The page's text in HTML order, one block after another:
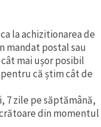
la achizitionarea de
mandat postal sau
mai ușor posibil
că știm cât de
7 zile pe săptămână,
din momentul